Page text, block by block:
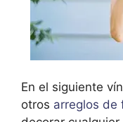
En el siguiente
otros arreglos de